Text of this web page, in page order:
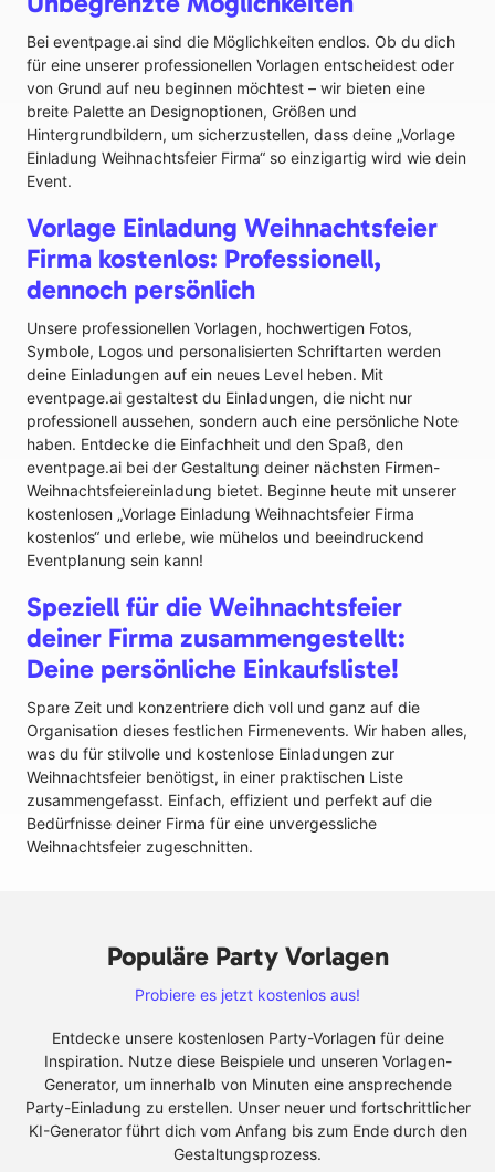
Bei eventpage.ai sind die Möglichkeiten endlos. Ob du dich
für eine unserer professionellen Vorlagen entscheidest oder
von Grund auf neu beginnen möchtest – wir bieten eine
breite Palette an Designoptionen, Größen und
Hintergrundbildern, um sicherzustellen, dass deine „Vorlage
Einladung Weihnachtsfeier Firma“ so einzigartig wird wie dein
Event.
Vorlage Einladung Weihnachtsfeier
Firma kostenlos: Professionell,
dennoch persönlich
Unsere professionellen Vorlagen, hochwertigen Fotos,
Symbole, Logos und personalisierten Schriftarten werden
deine Einladungen auf ein neues Level heben. Mit
eventpage.ai gestaltest du Einladungen, die nicht nur
professionell aussehen, sondern auch eine persönliche Note
haben. Entdecke die Einfachheit und den Spaß, den
eventpage.ai bei der Gestaltung deiner nächsten Firmen-
Weihnachtsfeiereinladung bietet. Beginne heute mit unserer
kostenlosen „Vorlage Einladung Weihnachtsfeier Firma
kostenlos“ und erlebe, wie mühelos und beeindruckend
Eventplanung sein kann!
Speziell für die Weihnachtsfeier
deiner Firma zusammengestellt:
Deine persönliche Einkaufsliste!
Spare Zeit und konzentriere dich voll und ganz auf die
Organisation dieses festlichen Firmenevents. Wir haben alles,
was du für stilvolle und kostenlose Einladungen zur
Weihnachtsfeier benötigst, in einer praktischen Liste
zusammengefasst. Einfach, effizient und perfekt auf die
Bedürfnisse deiner Firma für eine unvergessliche
Weihnachtsfeier zugeschnitten.
Populäre Party Vorlagen
Probiere es jetzt kostenlos aus!
Entdecke unsere kostenlosen Party-Vorlagen für deine
Inspiration. Nutze diese Beispiele und unseren Vorlagen-
Generator, um innerhalb von Minuten eine ansprechende
Party-Einladung zu erstellen. Unser neuer und fortschrittlicher
KI-Generator führt dich vom Anfang bis zum Ende durch den
Gestaltungsprozess.